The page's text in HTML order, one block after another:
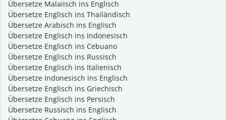
Übersetze Malaiisch ins Englisch
Übersetze Englisch ins Thailändisch
Übersetze Arabisch ins Englisch
Übersetze Englisch ins Indonesisch
Übersetze Englisch ins Cebuano
Übersetze Englisch ins Russisch
Übersetze Englisch ins Italienisch
Übersetze Indonesisch ins Englisch
Übersetze Englisch ins Griechisch
Übersetze Englisch ins Persisch
Übersetze Russisch ins Englisch